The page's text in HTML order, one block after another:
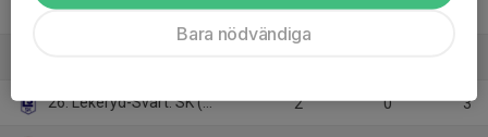
24. Räppe GOIF (2) 1 0
26. Lekeryd-Svart. SK (5) 2 0 3
Bara nödvändiga